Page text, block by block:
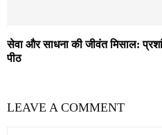
सेवा और साधना की जीवंत मिसाल:
पीठ
LEAVE A COMMENT